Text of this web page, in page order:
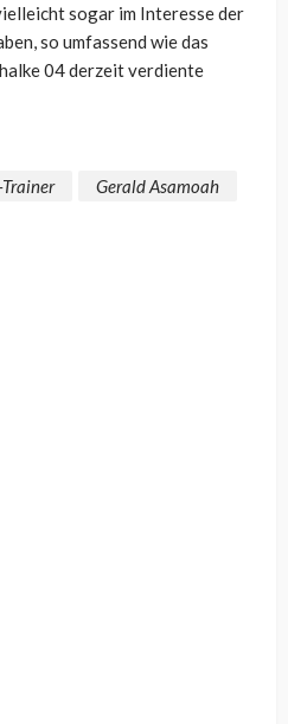
sogar im Interesse der
so umfassend wie das
04 derzeit verdiente
Gerald Asamoah